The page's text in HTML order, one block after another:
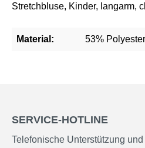
Stretchbluse, Kinder, langarm,
Material: 53%
SERVICE-HOTLINE
Telefonische Unterstützung